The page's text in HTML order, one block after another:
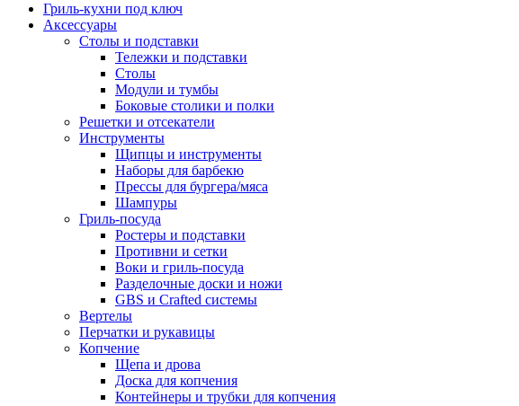
Гриль-кухни под ключ
Аксессуары
Столы и подставки
Тележки и подставки
Столы
Модули и тумбы
Боковые столики и полки
Решетки и отсекатели
Инструменты
Щипцы и инструменты
Наборы для барбекю
Прессы для бургера/мяса
Шампуры
Гриль-посуда
Ростеры и подставки
Противни и сетки
Воки и гриль-посуда
Разделочные доски и ножи
GBS и Crafted системы
Вертелы
Перчатки и рукавицы
Копчение
Щепа и дрова
Доска для копчения
Контейнеры и трубки для копчения